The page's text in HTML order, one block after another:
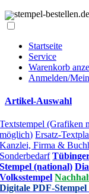
stempel-bestellen.de
Startseite
Service
Warenkorb
Anmelden/
Artikel-Auswahl
Textstempel (Grafiken
möglich) Ersatz-
Kanzlei, Firma &
Sonderbedarf
Stempel (national)
Volksstempel
Digitale PDF-Stempel